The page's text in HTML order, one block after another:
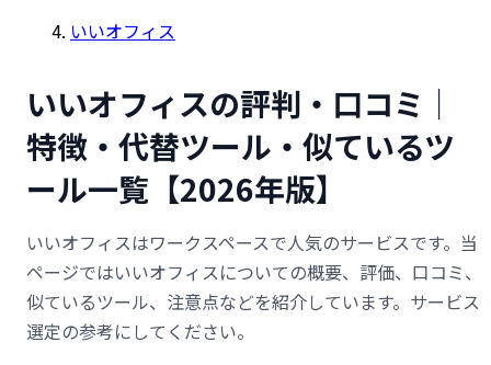
いいオフィス
いいオフィスの評判・口コミ｜
特徴・代替ツール・似ているツ
ール一覧【2026年版】
いいオフィスはワークスペースで人気のサービスです。当
ページではいいオフィスについての概要、評価、口コミ、
似ているツール、注意点などを紹介しています。サービス
選定の参考にしてください。